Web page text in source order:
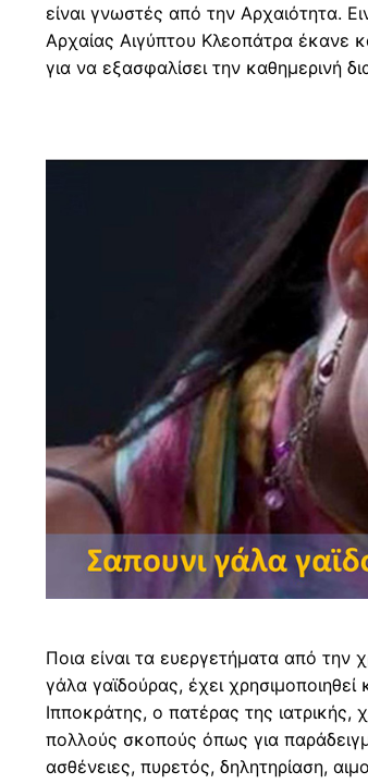
είναι γνωστές από την Αρχαιότητα.
Αρχαίας Αιγύπτου Κλεοπάτρα έκανε
για να εξασφαλίσει την καθημερινή
Ποια είναι τα ευεργετήματα από την
γάλα γαϊδούρας, έχει
Ιπποκράτης, ο πατέρας της ιατρικής,
πολλούς σκοπούς όπως για
ασθένειες, πυρετός, δηλητηρίαση,